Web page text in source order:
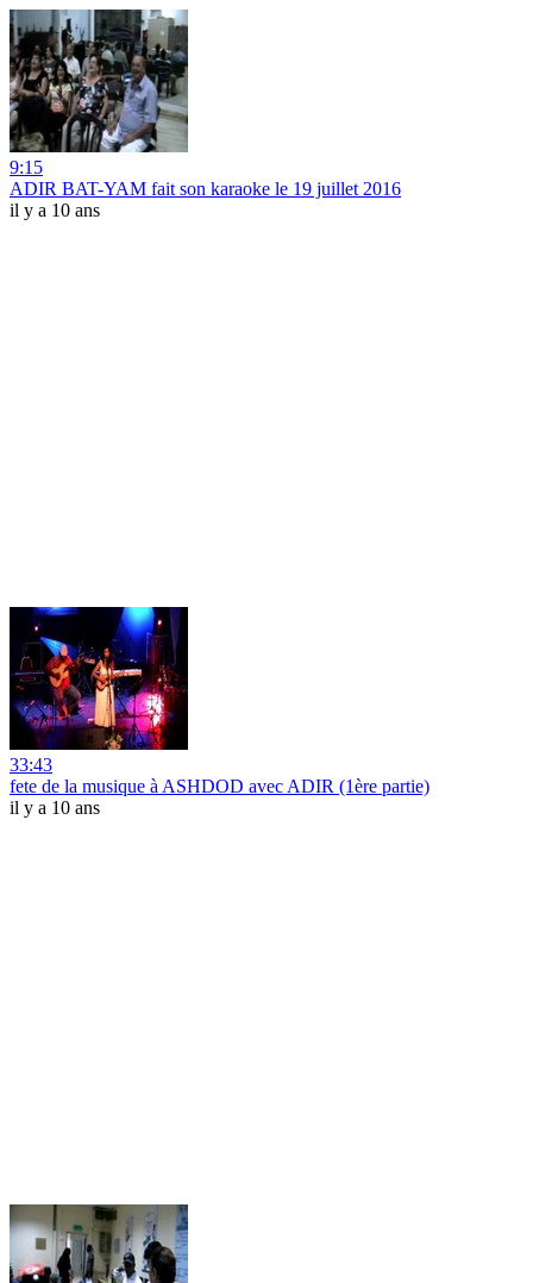
9:15
ADIR BAT-YAM fait son karaoke le 19 juillet 2016
il y a 10 ans
33:43
fete de la musique à ASHDOD avec ADIR (1ère partie)
il y a 10 ans